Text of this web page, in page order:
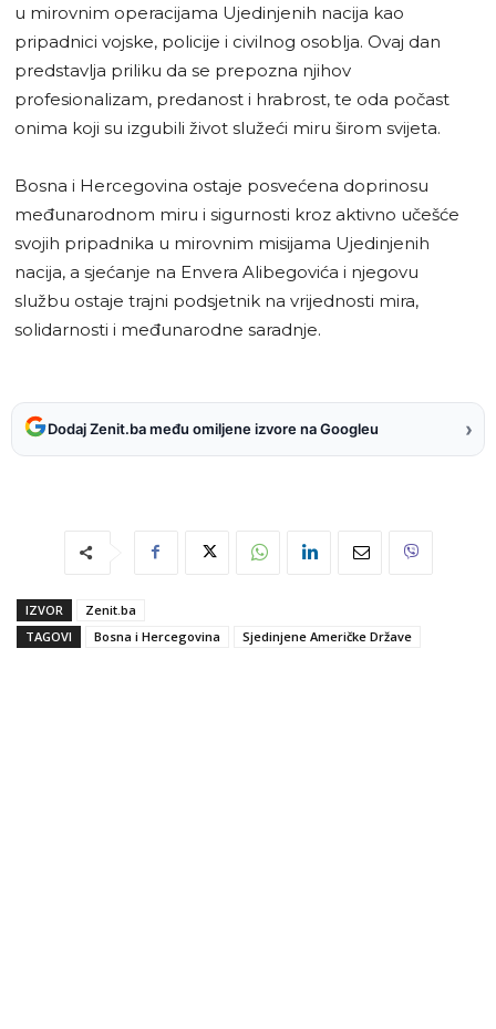
u mirovnim operacijama Ujedinjenih nacija kao
pripadnici vojske, policije i civilnog osoblja. Ovaj dan
predstavlja priliku da se prepozna njihov
profesionalizam, predanost i hrabrost, te oda počast
onima koji su izgubili život služeći miru širom svijeta.
Bosna i Hercegovina ostaje posvećena doprinosu
međunarodnom miru i sigurnosti kroz aktivno učešće
svojih pripadnika u mirovnim misijama Ujedinjenih
nacija, a sjećanje na Envera Alibegovića i njegovu
službu ostaje trajni podsjetnik na vrijednosti mira,
solidarnosti i međunarodne saradnje.
Dodaj Zenit.ba među omiljene izvore na Googleu ›
IZVOR
Zenit.ba
TAGOVI
Bosna i Hercegovina Sjedinjene Američke Države